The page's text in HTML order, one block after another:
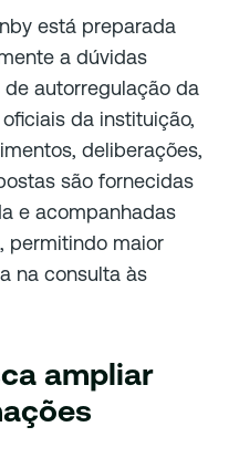
está preparada
a dúvidas
autorregulação da
da instituição,
deliberações,
são fornecidas
e acompanhadas
permitindo maior
na consulta às
ampliar